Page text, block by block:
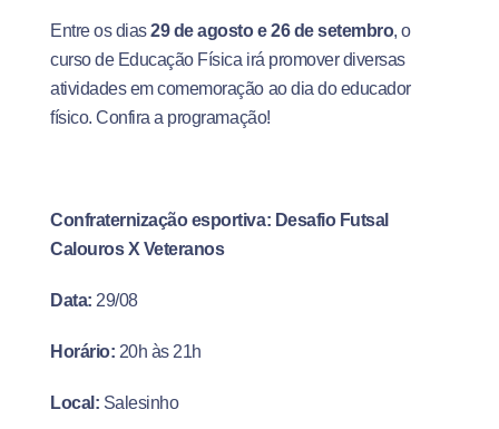
Entre os dias29 de agosto e 26 de setembro, o
curso de Educação Física irá promover diversas
atividades em comemoração ao dia do educador
físico. Confira a programação!
Confraternização esportiva: Desafio Futsal
Calouros X Veteranos
Data: 29/08
Horário: 20h às 21h
Local: Salesinho